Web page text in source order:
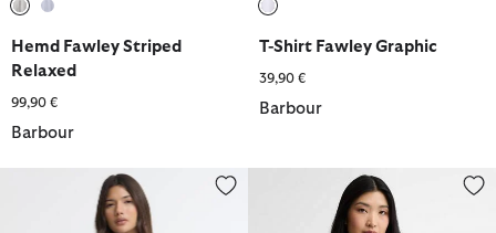
Hemd Fawley Striped
Relaxed
99,90 €
Barbour
T-Shirt Fawley Graphic
39,90 €
Barbour
Hemd Seren Oversized Denim Bluse Carleen Ruffled